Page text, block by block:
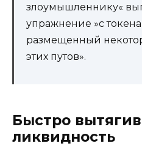
злоумышленнику«
упражнение »с
размещенный
этих путов».
Быстро
ликвидность